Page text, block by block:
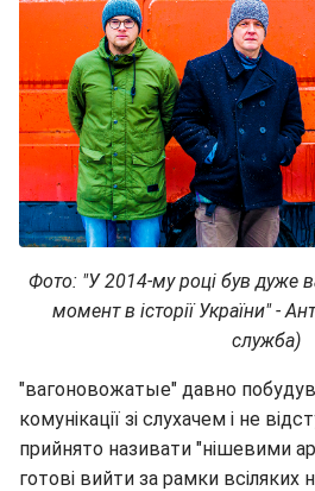
Фото: "У 2014-му році був дуже
момент в історії України" -
служба)
"вагоновожатые" давно
комунікації зі слухачем і не
прийнято називати "нішевими
готові вийти за рамки всіляких